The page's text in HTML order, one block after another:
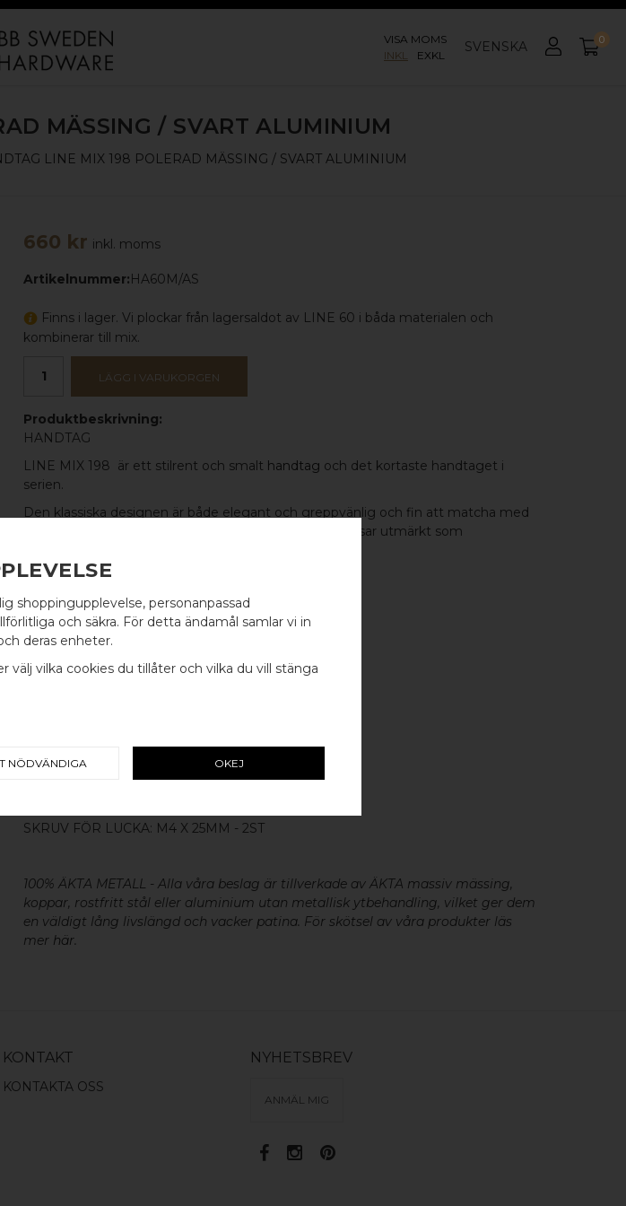
VISA MOMS
INKL
EXKL SVENSKA
TO
HARDWARE
0
MÄSSING / SVART ALUMINIUM
LINE MIX 198 POLERAD MÄSSING / SVART ALUMINIUM
660 kr inkl. moms
Artikelnummer:HA60M/AS
Finns i lager. Vi plockar från lagersaldot av LINE 60 i båda materialen och
kombinerar till mix.
LÄGG I VARUKORGEN
Produktbeskrivning:
HANDTAG
LINE MIX 198 är ett stilrent och smalt handtag och det kortaste handtaget i
serien.
Den klassiska designen är både elegant och greppvänlig och fin att matcha med
de andra handtagen eller knoppen i samma serie. Passar utmärkt som
MATERIAL
FOT:
100% POLERAD MÄSSING
PINNE:
100% SVART ALUMINIUM
128MM
SKRUV FÖR LUCKA: M4 X 25MM - 2ST
100% ÄKTA METALL - Alla våra beslag är tillverkade av ÄKTA massiv mässing,
koppar, rostfritt stål eller aluminium utan metallisk ytbehandling, vilket ger dem
en väldigt lång livslängd och vacker patina. För skötsel av våra produkter läs
mer här.
KONTAKT
KONTAKTA OSS
NYHETSBREV
ANMÄL MIG
shoppingupplevelse, personanpassad
och säkra. För detta ändamål samlar vi in
deras enheter.
välj vilka cookies du tillåter och vilka du vill stänga
NÖDVÄNDIGA OKEJ